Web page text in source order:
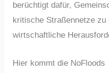
berüchtigt dafür,
kritische Straßennetze zu
wirtschaftliche
Hier kommt die NoFloods